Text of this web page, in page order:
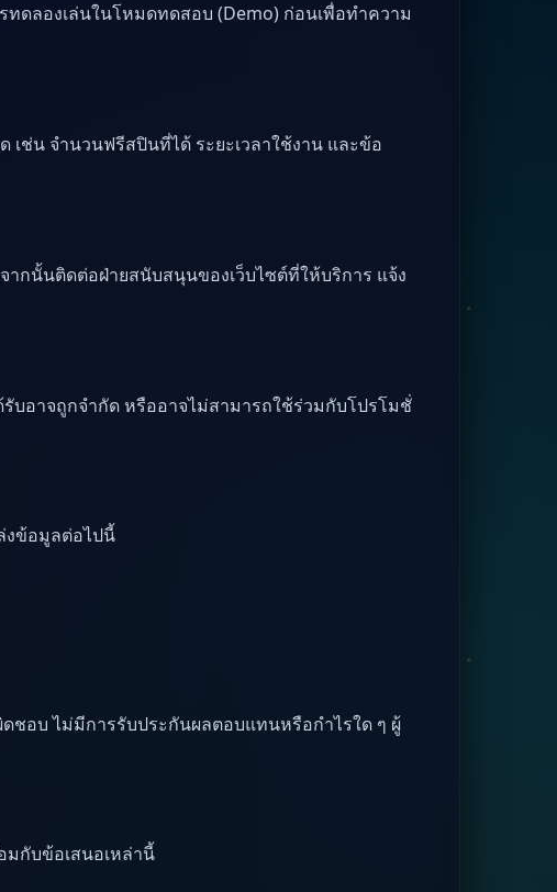
ทดลองเล่นในโหมดทดสอบ (Demo) ก่อนเพื่อทำความ
เช่น จำนวนฟรีสปินที่ได้ ระยะเวลาใช้งาน และข้อ
กนั้นติดต่อฝ่ายสนับสนุนของเว็บไซต์ที่ให้บริการ แจ้ง
บอาจถูกจำกัด หรืออาจไม่สามารถใช้ร่วมกับโปรโมชั่
งข้อมูลต่อไปนี้
ชอบ ไม่มีการรับประกันผลตอบแทนหรือกำไรใด ๆ ผู้
มกับข้อเสนอเหล่านี้